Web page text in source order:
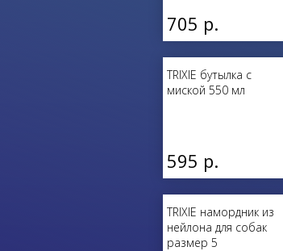
705 р.
TRIXIE бутылка с
миской 550 мл
595 р.
TRIXIE намордник из
нейлона для собак
размер 5